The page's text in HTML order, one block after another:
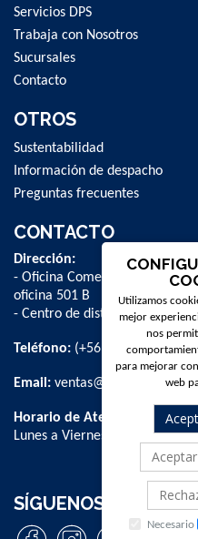
Servicios DPS
Trabaja con Nosotros
Sucursales
Contacto
OTROS
Sustentabilidad
Información de despacho
Preguntas frecuentes
CONTACTO
Dirección:
- Oficina Comercial y
oficina 501 B
- Centro de distribución: La
Teléfono: (+56 2) 2 584 8900
Email: ventas@dpschile.cl
Horario de Atención:
Lunes a Viernes / 09:00 a
SÍGUENOS
Utilizamos
mejor
nos
para mejorar
web
Necesario